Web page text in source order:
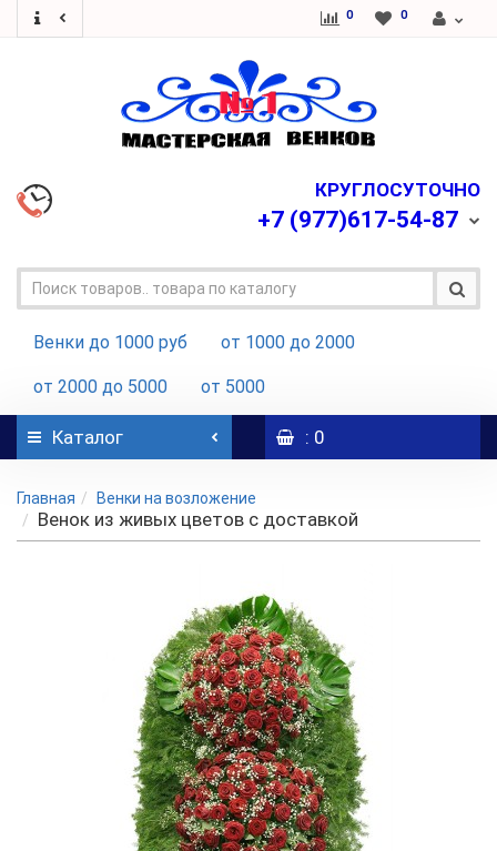
0 0
КРУГЛОСУТОЧНО
+7 (977)617-54-87
Венки до 1000 руб от 1000 до 2000
от 2000 до 5000 от 5000
Каталог : 0
Главная Венки на возложение
Венок из живых цветов с доставкой